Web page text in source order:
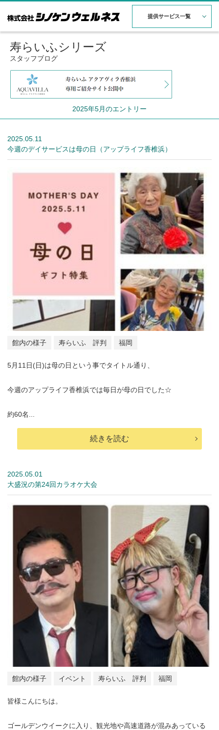
提供サービス一覧
寿らいふシリーズ
スタッフブログ
2025年5月のエントリー
2025.05.11
今週のデイサービスは母の日（アップライフ香椎浜）
館内の様子 寿らいふ 評判 福岡
5月11日(日)は母の日という事でタイトル通り、
今週のアップライフ香椎浜では毎日が母の日でした☆
約60名...
続きを読む
2025.05.01
大盛況の第24回カラオケ大会
館内の様子 イベント 寿らいふ 評判 福岡
皆様こんにちは。
ゴールデンウイークに入り、観光地や高速道路が混みあっている